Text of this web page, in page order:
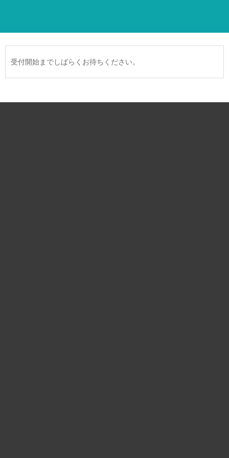
受付開始までしばらくお待ちください。